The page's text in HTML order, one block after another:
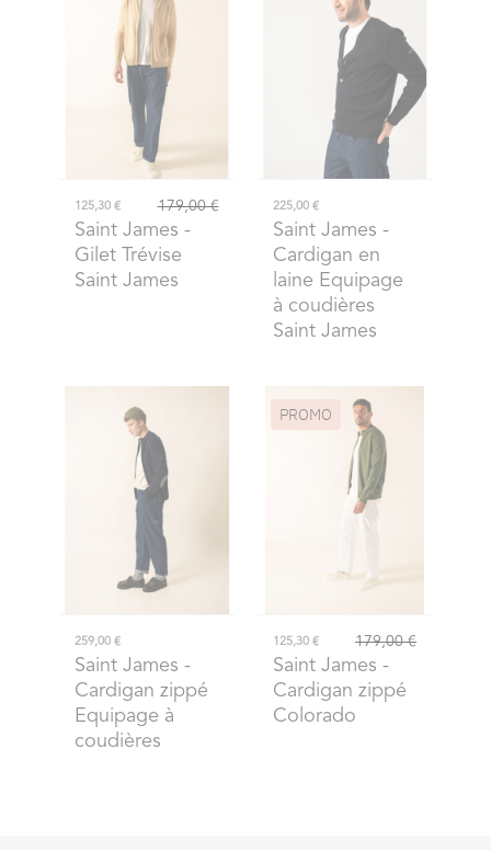
125,30 € 179,00 €
Saint James -
Gilet Trévise
Saint James
225,00 €
Saint James -
Cardigan en
laine Equipage
à coudières
Saint James
259,00 €
Saint James -
Cardigan zippé
Equipage à
coudières
PROMO
125,30 € 179,00 €
Saint James -
Cardigan zippé
Colorado